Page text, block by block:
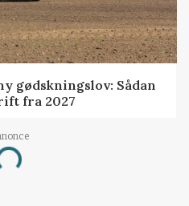
gødskningslov: Sådan
fra 2027